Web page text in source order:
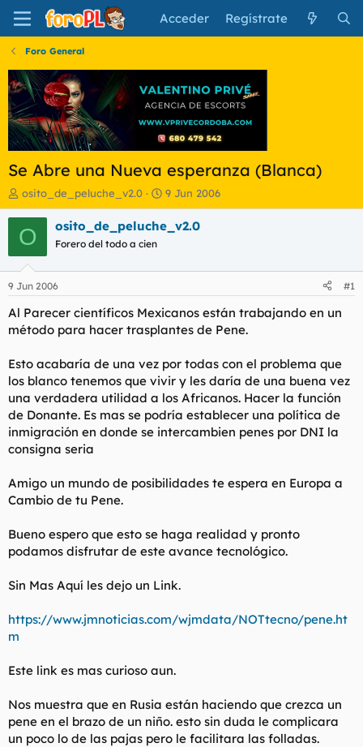
Acceder Regístrate
Foro General
Se Abre una Nueva esperanza (Blanca)
I
n
i
c
a
d
o
r
d
e
t
e
m
a
osito_de_peluche_v2.0
F
e
c
h
i
n
c
o
9 Jun 2006
O osito_de_peluche_v2.0
Forero del todo a cien
9 Jun 2006 #1
Al Parecer científicos Mexicanos están trabajando en un
método para hacer trasplantes de Pene.
Esto acabaría de una vez por todas con el problema que
los blanco tenemos que vivir y les daría de una buena vez
una verdadera utilidad a los Africanos. Hacer la función
de Donante. Es mas se podría establecer una política de
inmigración en donde se intercambien penes por DNI la
consigna seria
Amigo un mundo de posibilidades te espera en Europa a
Cambio de tu Pene.
Bueno espero que esto se haga realidad y pronto
podamos disfrutar de este avance tecnológico.
Sin Mas Aquí les dejo un Link.
https://www.jmnoticias.com/wjmdata/NOTtecno/pene.ht
m
Este link es mas curioso aun.
Nos muestra que en Rusia están haciendo que crezca un
pene en el brazo de un niño. esto sin duda le complicara
un poco lo de las pajas pero le facilitara las folladas.